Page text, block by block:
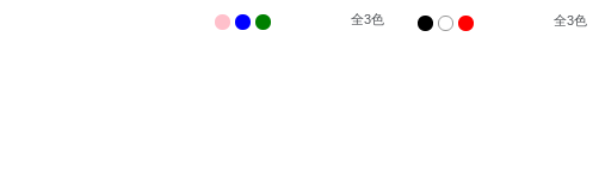
全3色
ザインスニーカー
全3色